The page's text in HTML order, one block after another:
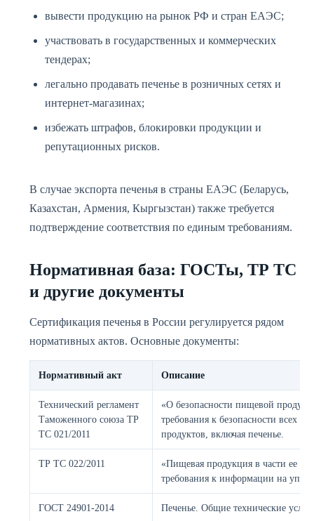
вывести продукцию на рынок РФ и стран ЕАЭС;
участвовать в государственных и коммерческих
тендерах;
легально продавать печенье в розничных сетях и
интернет-магазинах;
избежать штрафов, блокировки продукции и
репутационных рисков.
В случае экспорта печенья в страны ЕАЭС (Беларусь,
Казахстан, Армения, Кыргызстан) также требуется
подтверждение соответствия по единым требованиям.
Нормативная база: ГОСТы, ТР ТС
и другие документы
Сертификация печенья в России регулируется рядом
нормативных актов. Основные документы:
Нормативный акт Описание
Технический регламент
Таможенного союза ТР
ТС 021/2011
«О безопасности пищевой
требования к безопасности всех
продуктов, включая печенье.
ТР ТС 022/2011
«Пищевая продукция в части ее
требования к информации на
ГОСТ 24901-2014
Печенье. Общие технические